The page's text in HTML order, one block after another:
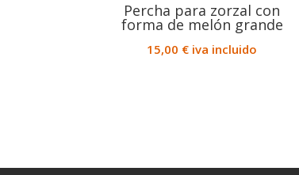
Percha para zorzal con
forma de melón grande
15,00 € iva incluido